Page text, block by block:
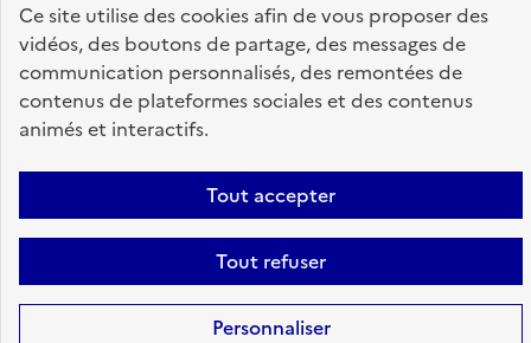
Ce site utilise des cookies afin de vous proposer des
vidéos, des boutons de partage, des messages de
communication personnalisés, des remontées de
contenus de plateformes sociales et des contenus
animés et interactifs.
Tout accepter
Tout refuser
Personnaliser
info.gouv.fr
service-public.gouv.fr
legifrance.gouv.fr
data.gouv.fr
Gestion des cookies
Paramètres d'affichage
les contenus de ce site sont proposés souslicence etalab-2.0